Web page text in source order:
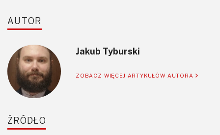
AUTOR
Jakub Tyburski
ZOBACZ WIĘCEJ ARTYKUŁÓW AUTORA
ŹRÓDŁO